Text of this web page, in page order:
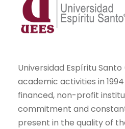
Universidad Espíritu Santo
academic activities in
financed, non-profit
commitment and
present in the quality of